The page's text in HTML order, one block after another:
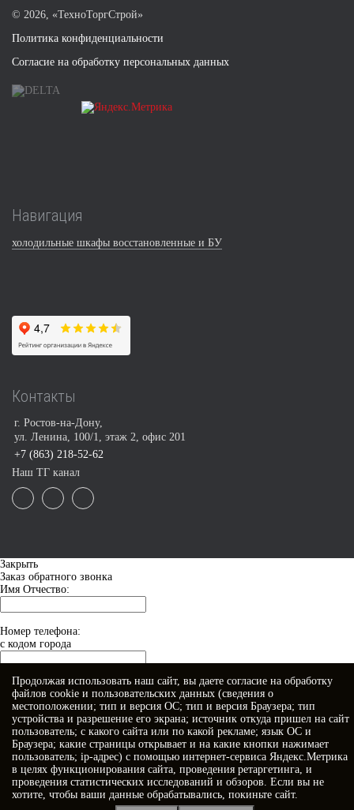
© 2026, «ТехноТоргСтрой»
Политика конфиденциальности
Согласие на обработку персональных данных
Навигация
холодильные шкафы восстановленные и БУ
Контакты
г. Ростов-на-Дону,
ул. Ленина, 100/1, этаж 2, офис 201
+7 (863) 218-52-62
Наш ТГ канал
Закрыть
Заказ обратного звонка
Имя Отчество:
Номер телефона:
с кодом города
Когда позвонить?
Я принимаю условияПолитики конфиденциальности
Продолжая использовать наш сайт, вы даете согласие на обработку
файлов cookie и пользовательских данных (сведения о
местоположении; тип и версия ОС; тип и версия Браузера; тип
устройства и разрешение его экрана; источник откуда пришел на сайт
пользователь; с какого сайта или по какой рекламе; язык ОС и
Браузера; какие страницы открывает и на какие кнопки нажимает
пользователь; ip-адрес) с помощью интернет-сервиса Яндекс.Метрика
в целях функционирования сайта, проведения ретаргетинга, и
проведения статистических исследований и обзоров. Если вы не
хотите, чтобы ваши данные обрабатывались, покиньте сайт.